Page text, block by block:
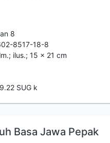
8
8517-18-8
ilus.; 15 x 21 cm
SUG k
Basa Jawa Pepak